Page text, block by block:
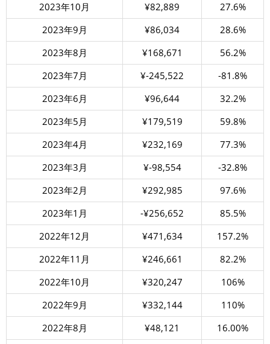
2023年10月
¥82,889
27.6%
2023年9月
¥86,034
28.6%
2023年8月
¥168,671
56.2%
2023年7月
¥-245,522
-81.8%
2023年6月
¥96,644
32.2%
2023年5月
¥179,519
59.8%
2023年4月
¥232,169
77.3%
2023年3月
¥-98,554
-32.8%
2023年2月
¥292,985
97.6%
2023年1月
-¥256,652
85.5%
2022年12月
¥471,634
157.2%
2022年11月
¥246,661
82.2%
2022年10月
¥320,247
106%
2022年9月
¥332,144
110%
2022年8月
¥48,121
16.00%